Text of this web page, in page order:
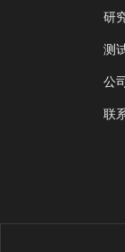
研
测
公
联